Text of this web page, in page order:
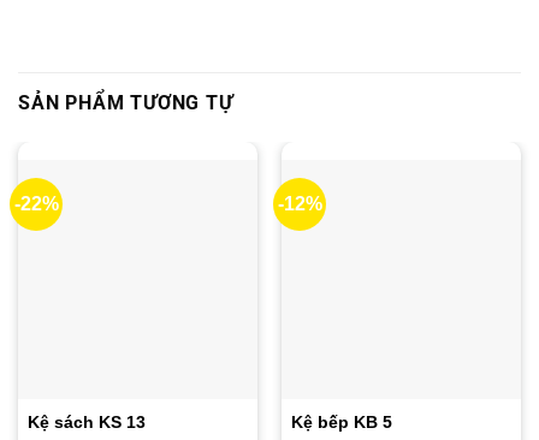
SẢN PHẨM TƯƠNG TỰ
-22%
Kệ sách KS 13
-12%
Kệ bếp KB 5